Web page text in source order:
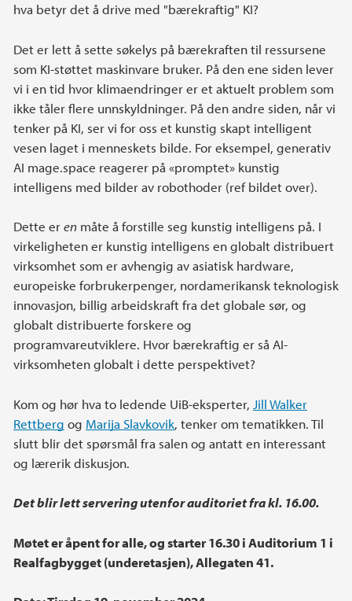
hva betyr det å drive med "bærekraftig" KI?
Det er lett å sette søkelys på bærekraften til ressursene
som KI-støttet maskinvare bruker. På den ene siden lever
vi i en tid hvor klimaendringer er et aktuelt problem som
ikke tåler flere unnskyldninger. På den andre siden, når vi
tenker på KI, ser vi for oss et kunstig skapt intelligent
vesen laget i menneskets bilde. For eksempel, generativ
AI mage.space reagerer på «promptet» kunstig
intelligens med bilder av robothoder (ref bildet over).
Dette eren måte å forstille seg kunstig intelligens på. I
virkeligheten er kunstig intelligens en globalt distribuert
virksomhet som er avhengig av asiatisk hardware,
europeiske forbrukerpenger, nordamerikansk teknologisk
innovasjon, billig arbeidskraft fra det globale sør, og
globalt distribuerte forskere og
programvareutviklere. Hvor bærekraftig er så AI-
virksomheten globalt i dette perspektivet?
Kom og hør hva to ledende UiB-eksperter, Jill Walker
Rettberg og Marija Slavkovik, tenker om tematikken. Til
slutt blir det spørsmål fra salen og antatt en interessant
og lærerik diskusjon.
Det blir lett servering utenfor auditoriet fra kl. 16.00.
Møtet er åpent for alle, og starter 16.30 i Auditorium 1 i
Realfagbygget (underetasjen), Allegaten 41.